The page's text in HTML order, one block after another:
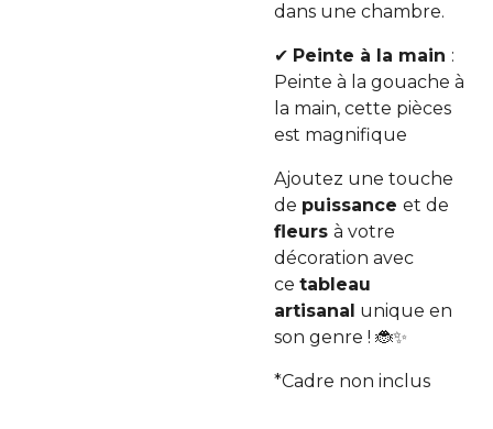
dans une chambre.
✔ Peinte à la main :
Peinte à la gouache à
la main, cette pièces
est magnifique
Ajoutez une touche
de puissance et de
fleurs à votre
décoration avec
ce tableau
artisanal unique en
son genre ! 🐞✨
*Cadre non inclus